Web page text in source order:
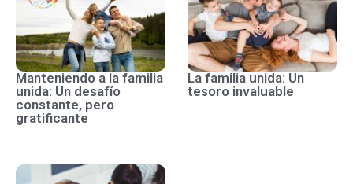
Manteniendo a la familia
unida: Un desafío
constante, pero
gratificante
La familia unida: Un
tesoro invaluable